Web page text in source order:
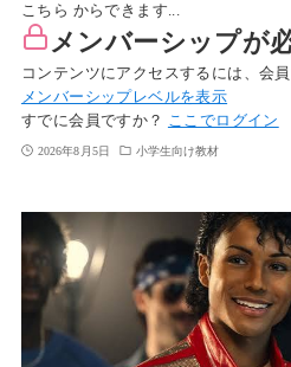
こちら からできます...
メンバーシップが
コンテンツにアクセスするには、会
メンバーシップレベルを表示
すでに会員ですか？
ここでログイン
2026年8月5日 小学生向け教材